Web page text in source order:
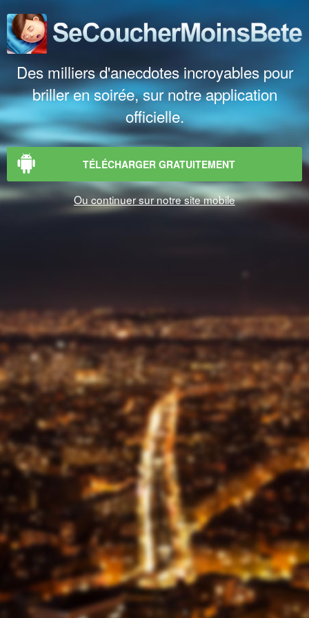
Des milliers d'anecdotes incroyables pour
briller en soirée, sur notre application
officielle.
TÉLÉCHARGER GRATUITEMENT
Ou continuer sur notre site mobile